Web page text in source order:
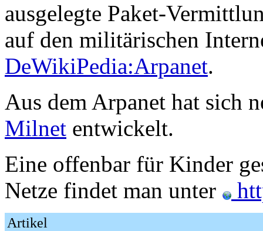
ausgelegte Paket-
auf den militärischen
DeWikiPedia:Arpanet.
Aus dem Arpanet hat sich
Milnet entwickelt.
Eine offenbar für Kinder
Netze findet man unter
Artikel